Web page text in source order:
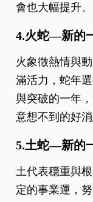
會也大幅提升。
4.火蛇—新的
火象徵熱情與
滿活力，蛇年
與突破的一年
意想不到的好消
5.土蛇—新的
土代表穩重與
定的事業運，